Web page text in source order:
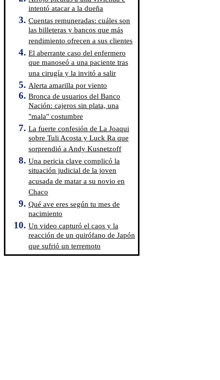
intentó atacar a la dueña
Cuentas remuneradas: cuáles son
las billeteras y bancos que más
rendimiento ofrecen a sus clientes
El aberrante caso del enfermero
que manoseó a una paciente tras
una cirugía y la invitó a salir
Alerta amarilla por viento
Bronca de usuarios del Banco
Nación: cajeros sin plata, una
"mala" costumbre
La fuerte confesión de La Joaqui
sobre Tuli Acosta y Luck Ra que
sorprendió a Andy Kusnetzoff
Una pericia clave complicó la
situación judicial de la joven
acusada de matar a su novio en
Chaco
Qué ave eres según tu mes de
nacimiento
Un video capturó el caos y la
reacción de un quirófano de Japón
que sufrió un terremoto